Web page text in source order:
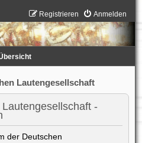
Anmelden
Registrieren
Lautengesellschaft
-
der Deutschen